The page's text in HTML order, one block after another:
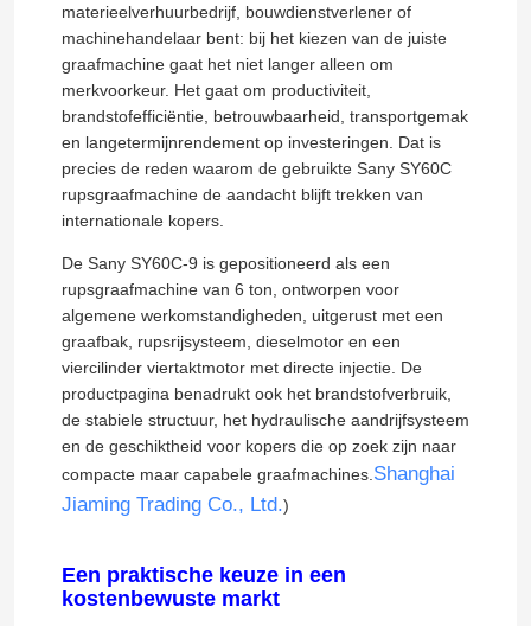
materieelverhuurbedrijf, bouwdienstverlener of
machinehandelaar bent: bij het kiezen van de juiste
graafmachine gaat het niet langer alleen om
merkvoorkeur. Het gaat om productiviteit,
brandstofefficiëntie, betrouwbaarheid, transportgemak
en langetermijnrendement op investeringen. Dat is
precies de reden waarom de gebruikte Sany SY60C
rupsgraafmachine de aandacht blijft trekken van
internationale kopers.
De Sany SY60C-9 is gepositioneerd als een
rupsgraafmachine van 6 ton, ontworpen voor
algemene werkomstandigheden, uitgerust met een
graafbak, rupsrijsysteem, dieselmotor en een
viercilinder viertaktmotor met directe injectie. De
productpagina benadrukt ook het brandstofverbruik,
de stabiele structuur, het hydraulische aandrijfsysteem
en de geschiktheid voor kopers die op zoek zijn naar
compacte maar capabele graafmachines. Shanghai
Jiaming Trading Co., Ltd.)
Een praktische keuze in een
kostenbewuste markt